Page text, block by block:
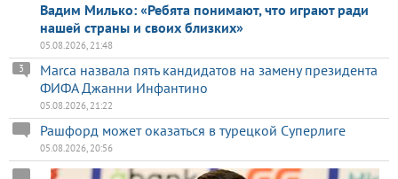
Вадим Милько: «Ребята понимают, что играют ради
нашей страны и своих близких»
05.08.2026, 21:48
Marca назвала пять кандидатов на замену президента
ФИФА Джанни Инфантино
3
05.08.2026, 21:22
Рашфорд может оказаться в турецкой Суперлиге
05.08.2026, 20:56